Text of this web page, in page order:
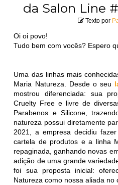
da Salon Line
Texto por
Oi oi povo!
Tudo bem com vocês? Espero
Uma das linhas mais
Maria Natureza. Desde o seu
mostrou diferenciada: sua
Cruelty Free e livre de
Parabenos e Silicone,
natureza possui diretamente
2021, a empresa decidiu
cartela de produtos e a linha
repaginada, ganhando novas
adição de uma grande
foi sua proposta inicial:
Natureza como nossa aliada no